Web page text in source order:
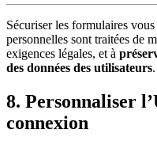
Sécuriser les formulaires
personnelles sont traitées de
exigences légales, et à
des données des utilisateurs.
8. Personnaliser
connexion